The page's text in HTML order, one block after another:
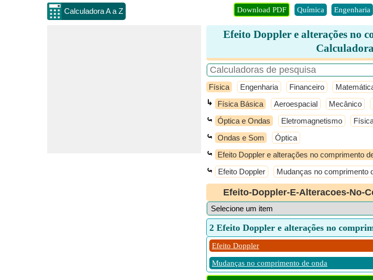
Calculadora A a Z Download PDF Química Engenharia
Efeito Doppler e alterações no
Física Engenharia Financeiro
↳ Física Básica Aeroespacial Mecânico
⤿ Óptica e Ondas Eletromagnetismo
⤿ Ondas e Som Óptica
⤿ Efeito Doppler e alterações no comprimento
⤿ Efeito Doppler Mudanças no comprimento
Efeito-Doppler-E-Alteracoes-No-
2 Efeito Doppler e alterações no
Efeito Doppler
Mudanças no comprimento de onda